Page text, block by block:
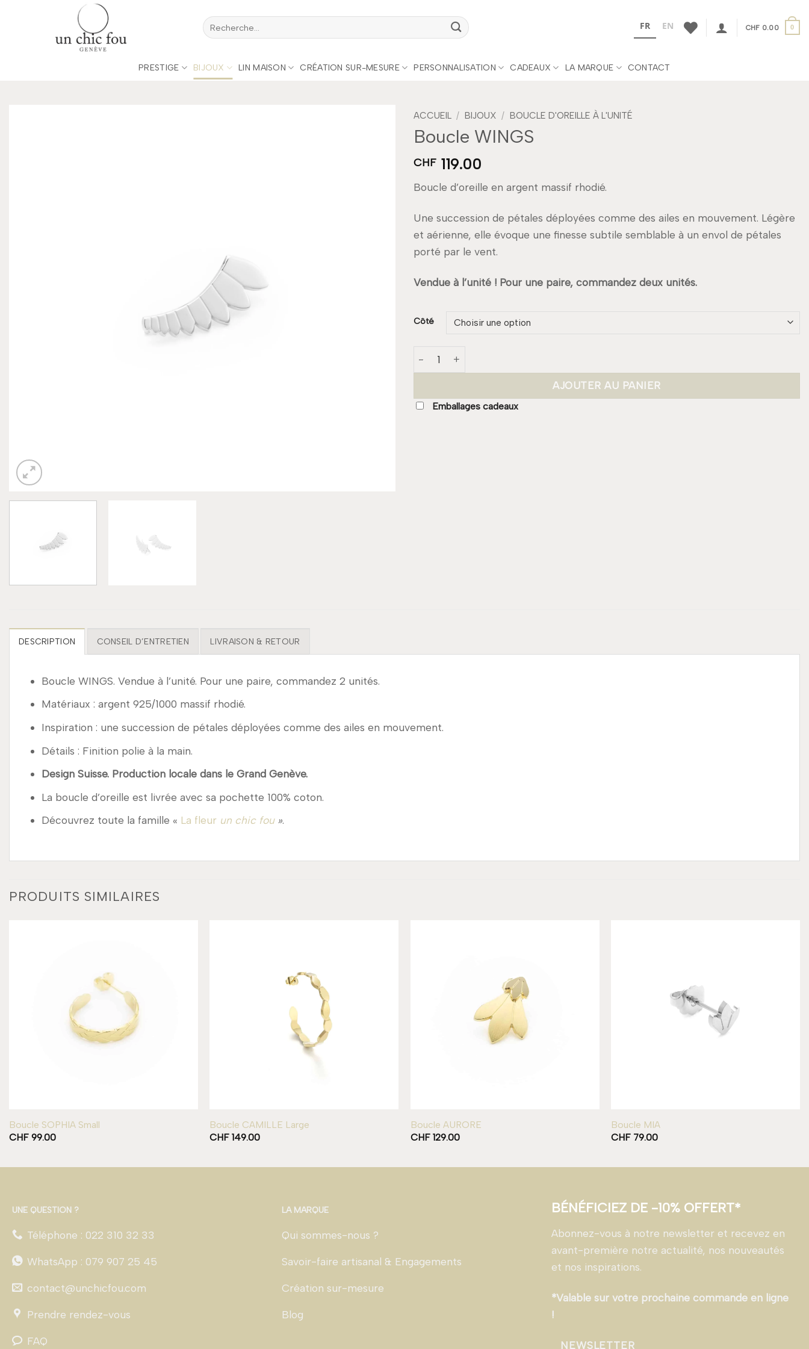
Recherche
pour :
FR EN CHF 0.00 0
PRESTIGE BIJOUX LIN MAISON CRÉATION SUR-MESURE PERSONNALISATION CADEAUX LA MARQUE CONTACT
ACCUEIL / BIJOUX / BOUCLE D'OREILLE À L'UNITÉ
Boucle WINGS
CHF 119.00
Boucle d’oreille en argent massif rhodié.
Une succession de pétales déployées comme des ailes en mouvement. Légère
et aérienne, elle évoque une finesse subtile semblable à un envol de pétales
porté par le vent.
Vendue à l’unité ! Pour une paire, commandez deux unités.
Côté
quantité de Boucle WINGS
AJOUTER AU PANIER
Emballages cadeaux
DESCRIPTION CONSEIL D’ENTRETIEN LIVRAISON & RETOUR
Boucle WINGS. Vendue à l’unité. Pour une paire, commandez 2 unités.
Matériaux : argent 925/1000 massif rhodié.
Inspiration : une succession de pétales déployées comme des ailes en mouvement.
Détails : Finition polie à la main.
Design Suisse. Production locale dans le Grand Genève.
La boucle d’oreille est livrée avec sa pochette 100% coton.
Découvrez toute la famille « La fleur un chic fou».
PRODUITS SIMILAIRES
Boucle SOPHIA Small
CHF99.00
Boucle CAMILLE Large
CHF 149.00
Boucle AURORE
CHF129.00
Boucle MIA
CHF 79.00
UNE QUESTION ?
Téléphone : 022 310 32 33
WhatsApp : 079 907 25 45
contact@unchicfou.com
Prendre rendez-vous
FAQ
LA MARQUE
Qui sommes-nous ?
Savoir-faire artisanal & Engagements
Création sur-mesure
Blog
BÉNÉFICIEZ DE -10% OFFERT*
Abonnez-vous à notre newsletter et recevez en
avant-première notre actualité, nos nouveautés
et nos inspirations.
*Valable sur votre prochaine commande en ligne
!
NEWSLETTER